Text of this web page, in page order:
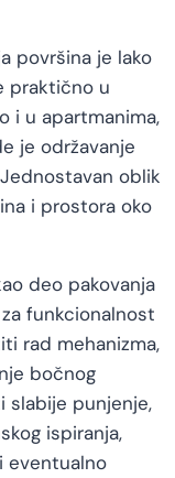
površina je lako
praktično u
i u apartmanima,
je održavanje
oblik
i prostora oko
deo pakovanja
funkcionalnost
rad mehanizma,
bočnog
slabije punjenje,
ispiranja,
eventualno